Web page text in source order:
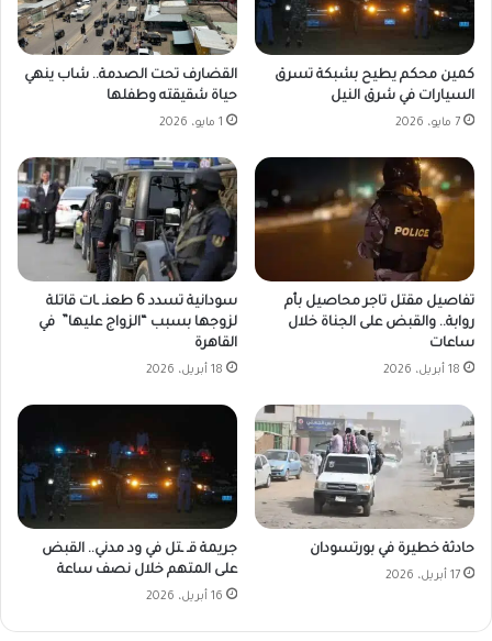
كمين محكم يطيح بشبكة تسرق
السيارات في شرق النيل
7 مايو، 2026
القضارف تحت الصدمة.. شاب ينهي
حياة شقيقته وطفلها
1 مايو، 2026
تفاصيل مقتل تاجر محاصيل بأم
روابة.. والقبض على الجناة خلال
ساعات
18 أبريل، 2026
سودانية تسدد 6 طعنـ ـات قاتلة
لزوجها بسبب “الزواج عليها” في
القاهرة
18 أبريل، 2026
حادثة خطيرة في بورتسودان
17 أبريل، 2026
جريمة قـ ـتل في ود مدني.. القبض
على المتهم خلال نصف ساعة
16 أبريل، 2026